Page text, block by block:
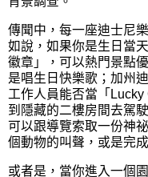
傳聞中，每一座迪士尼
如說，如果你是生日當
徽章」，可以熱門景點
是唱生日快樂歌；加州
工作人員能否當「
到隱藏的二樓房間去駕
可以跟導覽索取一份神
個動物的叫聲，或是完
或者是，當你進入一個